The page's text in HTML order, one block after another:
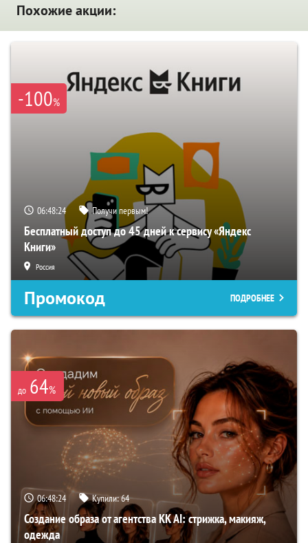
Похожие акции:
-100%
06:48:23 Получи первым!
Бесплатный доступ до 45 дней к сервису «Яндекс
Книги»
Россия
Промокод ПОДРОБНЕЕ
до 64%
06:48:23 Купили:64
Создание образа от агентства KK AI: стрижка, макияж,
одежда